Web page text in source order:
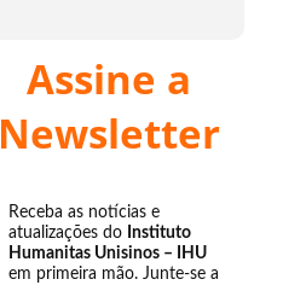
Assine a
Newsletter
Receba as notícias e
atualizações do Instituto
Humanitas Unisinos – IHU
em primeira mão. Junte-se a